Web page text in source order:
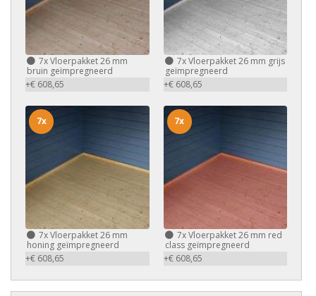
7xVloerpakket 26 mm
bruin geïmpregneerd
+€ 608,65
7xVloerpakket 26 mm grijs
geïmpregneerd
+€ 608,65
7xVloerpakket 26 mm
honing geïmpregneerd
+€ 608,65
7x
7xVloerpakket 26 mm red
class geïmpregneerd
+€ 608,65
7x